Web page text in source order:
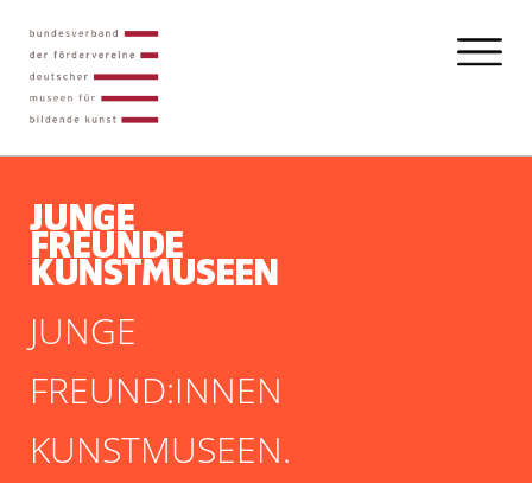
JUNGE
FREUND:INNEN
KUNSTMUSEEN.